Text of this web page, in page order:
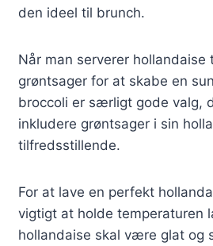
den ideel til brunch.
Når man serverer
grøntsager for at skabe en
broccoli er særligt gode valg,
inkludere grøntsager i sin
tilfredsstillende.
For at lave en perfekt
vigtigt at holde temperaturen
hollandaise skal være glat og